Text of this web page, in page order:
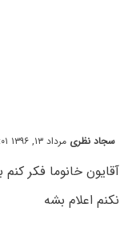
سجاد نظری مرداد ۱۳, ۱۳۹۶ at ۱۲:۰۱ ب٫ظ
آقایون خانوما فکر کنم
نکنم اعلام بشه